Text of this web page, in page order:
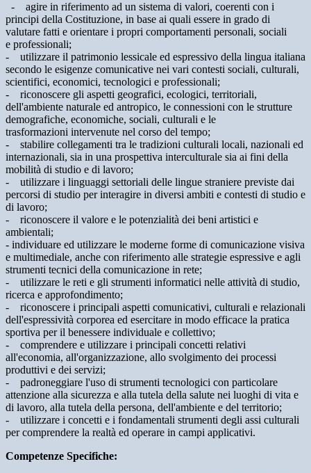
- agire in riferimento ad un sistema di valori, coerenti con i
principi della Costituzione, in base ai quali essere in grado di
valutare fatti e orientare i propri comportamenti personali, sociali
e professionali;
- utilizzare il patrimonio lessicale ed espressivo della lingua italiana
secondo le esigenze comunicative nei vari contesti sociali, culturali,
scientifici, economici, tecnologici e professionali;
- riconoscere gli aspetti geografici, ecologici, territoriali,
dell'ambiente naturale ed antropico, le connessioni con le strutture
demografiche, economiche, sociali, culturali e le
trasformazioni intervenute nel corso del tempo;
- stabilire collegamenti tra le tradizioni culturali locali, nazionali ed
internazionali, sia in una prospettiva interculturale sia ai fini della
mobilità di studio e di lavoro;
- utilizzare i linguaggi settoriali delle lingue straniere previste dai
percorsi di studio per interagire in diversi ambiti e contesti di studio e
di lavoro;
- riconoscere il valore e le potenzialità dei beni artistici e
ambientali;
- individuare ed utilizzare le moderne forme di comunicazione visiva
e multimediale, anche con riferimento alle strategie espressive e agli
strumenti tecnici della comunicazione in rete;
- utilizzare le reti e gli strumenti informatici nelle attività di studio,
ricerca e approfondimento;
- riconoscere i principali aspetti comunicativi, culturali e relazionali
dell'espressività corporea ed esercitare in modo efficace la pratica
sportiva per il benessere individuale e collettivo;
- comprendere e utilizzare i principali concetti relativi
all'economia, all'organizzazione, allo svolgimento dei processi
produttivi e dei servizi;
- padroneggiare l'uso di strumenti tecnologici con particolare
attenzione alla sicurezza e alla tutela della salute nei luoghi di vita e
di lavoro, alla tutela della persona, dell'ambiente e del territorio;
- utilizzare i concetti e i fondamentali strumenti degli assi culturali
per comprendere la realtà ed operare in campi applicativi.
Competenze Specifiche: